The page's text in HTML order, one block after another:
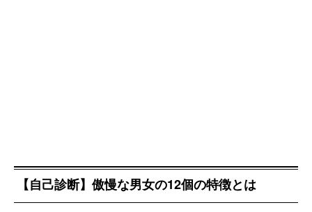
【自己診断】傲慢な男女の12個の特徴とは